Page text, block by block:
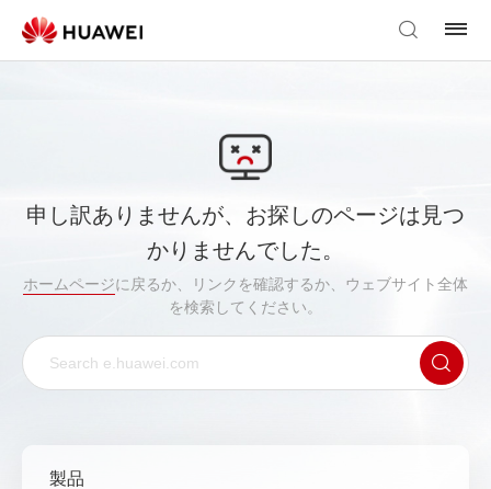
申し訳ありませんが、お探しのページは見つ
かりませんでした。
ホームページに戻るか、リンクを確認するか、ウェブサイト全体
を検索してください。
製品